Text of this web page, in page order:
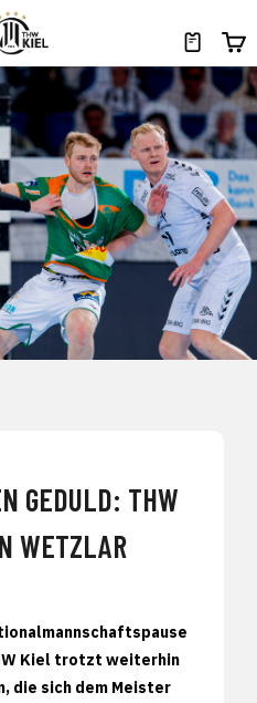
GEDULD: THW
WETZLAR
Kiel trotzt weiterhin
die sich dem Meister